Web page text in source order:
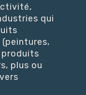
qui
produits
plus ou